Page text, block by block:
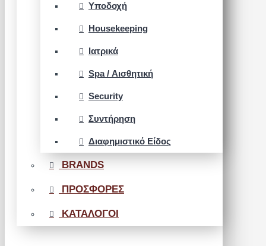
Υποδοχή
Housekeeping
Ιατρικά
Spa / Αισθητική
Security
Συντήρηση
Διαφημιστικό Είδος
BRANDS
ΠΡΟΣΦΟΡΕΣ
ΚΑΤΑΛΟΓΟΙ